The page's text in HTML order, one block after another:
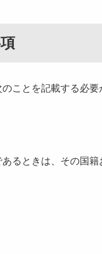
ことを記載する必要
るときは、その国